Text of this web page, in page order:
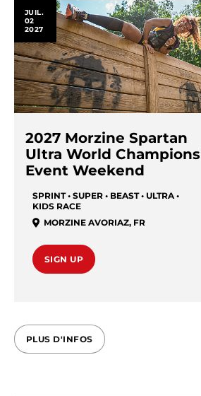
JUIL.
02
2027
2027 Morzine Spartan
Ultra World
Event Weekend
SPRINT • SUPER • BEAST • ULTRA •
KIDS RACE
MORZINE AVORIAZ, FR
SIGN UP
PLUS D'INFOS